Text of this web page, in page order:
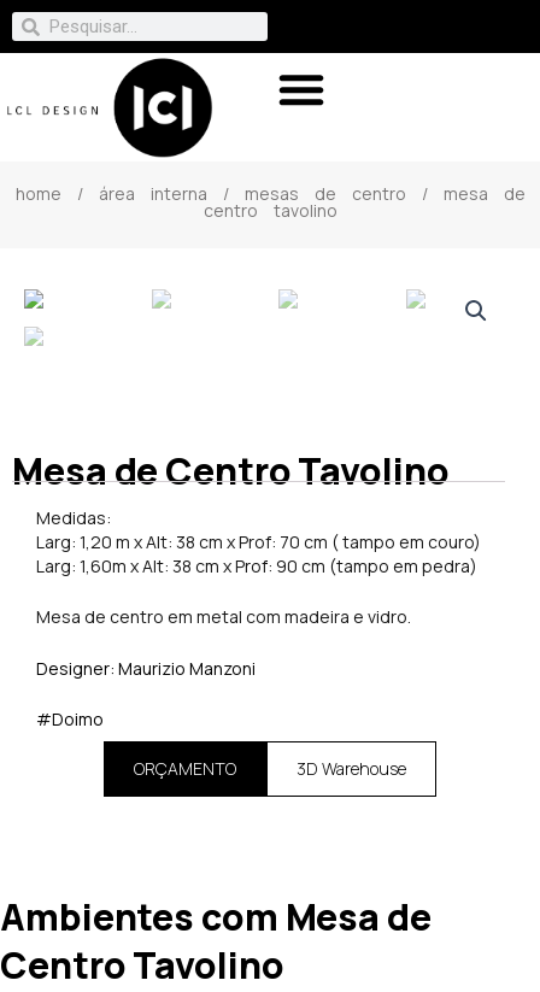
home / área interna / mesas de centro / mesa de
centro tavolino
Mesa de Centro Tavolino
Medidas:
Larg: 1,20 m x Alt: 38 cm x Prof: 70 cm ( tampo em couro)
Larg: 1,60m x Alt: 38 cm x Prof: 90 cm (tampo em pedra)
Mesa de centro em metal com madeira e vidro.
Designer: Maurizio Manzoni
#Doimo
ORÇAMENTO 3D Warehouse
Ambientes com Mesa de
Centro Tavolino